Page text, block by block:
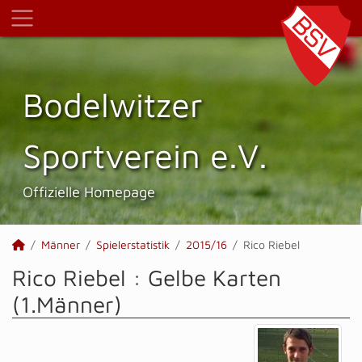
Bodelwitzer
Sportverein e.V.
Offizielle Homepage
Männer Spielerstatistik 2015/16 Rico Riebel
Rico Riebel : Gelbe Karten
(1.Männer)